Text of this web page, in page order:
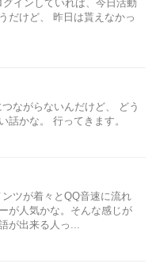
インしていれば、今日活動
だけど、 昨日は貰えなかっ
ながらないんだけど、 どう
話かな。 行ってきます。
ツが着々とQQ音速に流れ
が人気かな。そんな感じが
が出来る人っ...